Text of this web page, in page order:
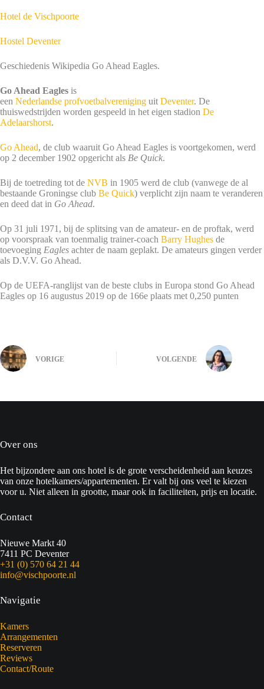
Hotel de Vischpoorte
Hostel Deventer
Geschiedenis Wikipedia Go Ahead Eagles.
Go Ahead Eagles is
een Nederlandse profvoetbalvereniging uit Deventer. De
thuiswedstrijden worden gespeeld in het eigen stadion De
Adelaarshorst.
Go Ahead, de club waaruit Go Ahead Eagles is voortgekomen, werd
op 2 december 1902 opgericht als Be Quick.
Bij de toetreding tot de NVB in 1905 werd de club (vanwege de al
bestaande Groningse club Be Quick) verplicht zijn naam te veranderen
en deed dat in Go Ahead.
Op 31 juli 1971, bij de splitsing van de amateur- en de proftak, werd
op voorspraak van toenmalig trainer-coach Barry Hughes de
toevoeging Eagles achter de naam geplakt. De amateurs gingen verder
als D.V.V. Go Ahead.
Op de UEFA-ranglijst van de beste clubs in Europa stond Go Ahead
Eagles op 16 augustus 2019 op de 166e plaats met 0,250 punten
VORIGE VOLGENDE
Over ons
Het bijzondere aan ons hotel is de grote verscheidenheid aan keuzes
van onze hotelkamers/appartementen. Er valt bij ons veel te kiezen
voor u. Niet alleen in grootte, maar ook in faciliteiten, prijs en locatie.
Contact
Nieuwe Markt 40
7411 PC Deventer
+31 (0) 570 64 21 44
info@vischpoorte.nl
Navigatie
Kamers
Arrangementen
Reserveren
Reviews
Contact/Route